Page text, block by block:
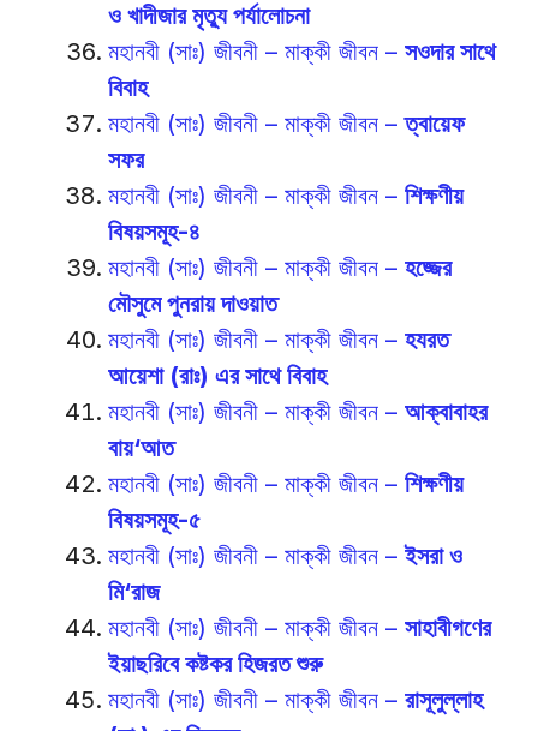
ও খাদীজার মৃত্যু পর্যালোচনা
মহানবী (সাঃ) জীবনী – মাক্কী জীবন – সওদার সাথে
বিবাহ
মহানবী (সাঃ) জীবনী – মাক্কী জীবন –ত্বায়েফ
সফর
মহানবী (সাঃ) জীবনী – মাক্কী জীবন – শিক্ষণীয়
বিষয়সমূহ-৪
মহানবী (সাঃ) জীবনী – মাক্কী জীবন – হজ্জের
মৌসুমে পুনরায় দাওয়াত
মহানবী (সাঃ) জীবনী – মাক্কী জীবন – হযরত
আয়েশা (রাঃ) এর সাথে বিবাহ
মহানবী (সাঃ) জীবনী – মাক্কী জীবন – আক্বাবাহর
বায়‘আত
মহানবী (সাঃ) জীবনী – মাক্কী জীবন – শিক্ষণীয়
বিষয়সমূহ-৫
মহানবী (সাঃ) জীবনী – মাক্কী জীবন –ইসরা ও
মি‘রাজ
মহানবী (সাঃ) জীবনী – মাক্কী জীবন – সাহাবীগণের
ইয়াছরিবে কষ্টকর হিজরত শুরু
মহানবী (সাঃ) জীবনী – মাক্কী জীবন – রাসূলুল্লাহ